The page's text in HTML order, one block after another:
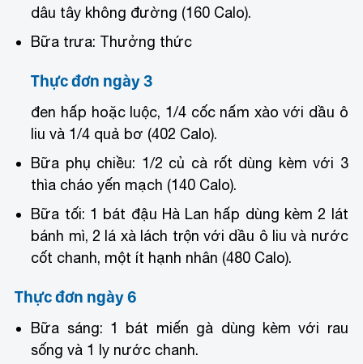
dâu tây không đường (160 Calo).
Bữa trưa: Thưởng thức
Thực đơn ngày 3
đen hấp hoặc luộc, 1/4 cốc nấm xào với dầu ô
liu và 1/4 quả bơ (402 Calo).
Bữa phụ chiều: 1/2 củ cà rốt dùng kèm với 3
thìa cháo yến mạch (140 Calo).
Bữa tối: 1 bát đậu Hà Lan hấp dùng kèm 2 lát
bánh mì, 2 lá xà lách trộn với dầu ô liu và nước
cốt chanh, một ít hạnh nhân (480 Calo).
Thực đơn ngày 6
Bữa sáng: 1 bát miến gà dùng kèm với rau
sống và 1 ly nước chanh.